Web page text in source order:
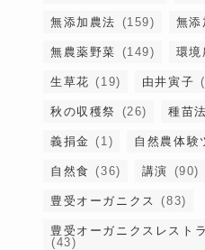
無添加農法 (159) 無添
無農薬野菜 (149) 環境
生草花 (19) 由井寅子
秋の収穫祭 (26) 種苗
義捐金 (1) 自然農体験
自然食 (36) 講演 (90)
豊受オーガニクス (83)
豊受オーガニクスレスト
(43)